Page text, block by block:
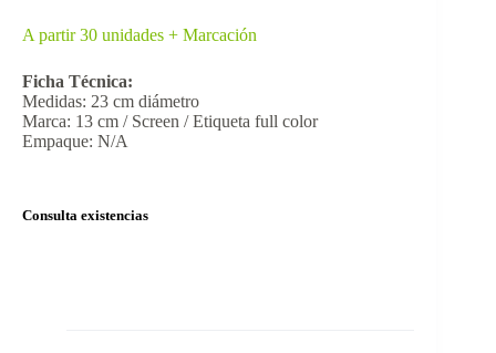
A partir 30 unidades + Marcación
Ficha Técnica:
Medidas: 23 cm diámetro
Marca: 13 cm / Screen / Etiqueta full color
Empaque: N/A
Consulta existencias